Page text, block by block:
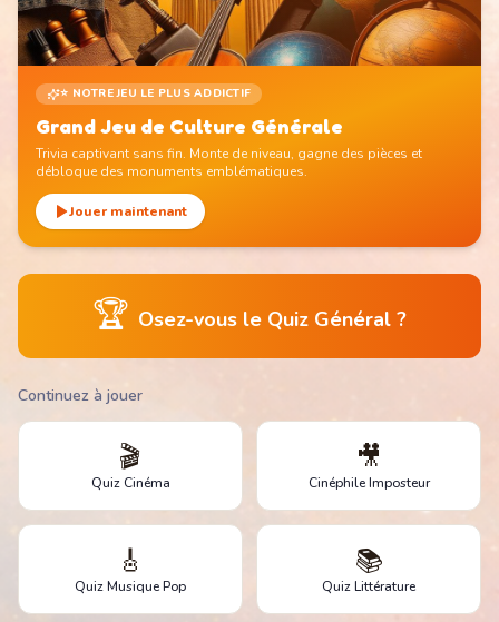
⭐ NOTRE JEU LE PLUS ADDICTIF
Grand Jeu de Culture Générale
Trivia captivant sans fin. Monte de niveau, gagne des pièces et
débloque des monuments emblématiques.
Jouer maintenant
🏆 Osez-vous le Quiz Général ?
Continuez à jouer
🎬
Quiz Cinéma
🎥
Cinéphile Imposteur
🎸
Quiz Musique Pop
📚
Quiz Littérature